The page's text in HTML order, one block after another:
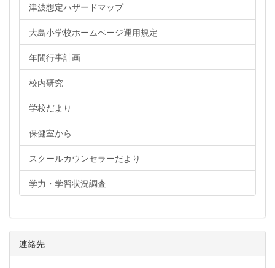
津波想定ハザードマップ
大島小学校ホームページ運用規定
年間行事計画
校内研究
学校だより
保健室から
スクールカウンセラーだより
学力・学習状況調査
連絡先